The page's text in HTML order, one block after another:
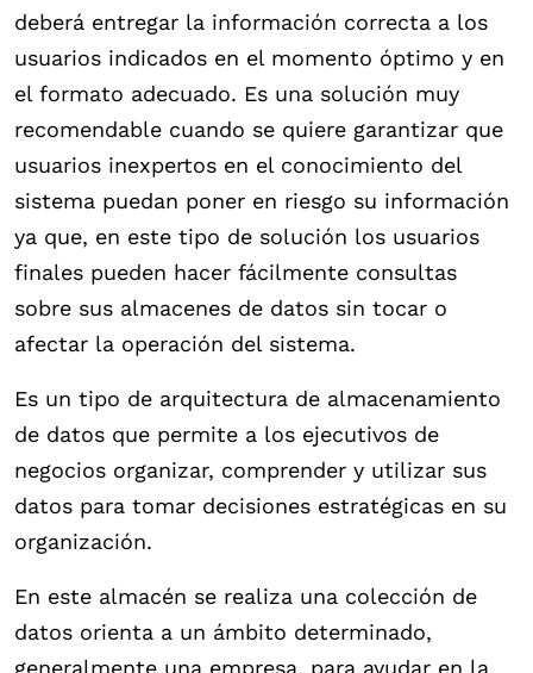
deberá entregar la información correcta a los
usuarios indicados en el momento óptimo y en
el formato adecuado. Es una solución muy
recomendable cuando se quiere garantizar que
usuarios inexpertos en el conocimiento del
sistema puedan poner en riesgo su información
ya que, en este tipo de solución los usuarios
finales pueden hacer fácilmente consultas
sobre sus almacenes de datos sin tocar o
afectar la operación del sistema.
Es un tipo de arquitectura de almacenamiento
de datos que permite a los ejecutivos de
negocios organizar, comprender y utilizar sus
datos para tomar decisiones estratégicas en su
organización.
En este almacén se realiza una colección de
datos orienta a un ámbito determinado,
generalmente una empresa, para ayudar en la